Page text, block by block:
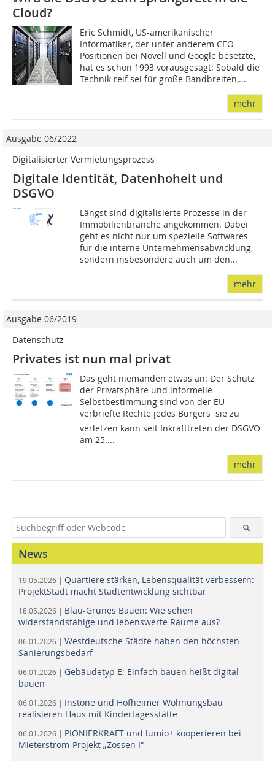
Cloud?
Eric Schmidt, US-amerikanischer
Informatiker, der unter anderem CEO-
Positionen bei Novell und Google besetzte,
hat es schon 1993 vorausgesagt: Sobald die
Technik reif sei für große Bandbreiten,...
mehr
Ausgabe 06/2022
Digitalisierter Vermietungsprozess
Digitale Identität, Datenhoheit und
DSGVO
Längst sind digitalisierte Prozesse in der
Immobilienbranche angekommen. Dabei
geht es nicht nur um spezielle Softwares
für die interne Unternehmensabwicklung,
sondern insbesondere auch um den...
mehr
Ausgabe 06/2019
Datenschutz
Privates ist nun mal privat
Das geht niemanden etwas an: Der Schutz
der Privatsphäre und informelle
Selbstbestimmung sind von der EU
verbriefte Rechte jedes Bürgers  sie zu
verletzen kann seit Inkrafttreten der DSGVO
am 25....
mehr
News
19.05.2026 | Quartiere stärken, Lebensqualität verbessern:
ProjektStadt macht Stadtentwicklung sichtbar
18.05.2026 | Blau-Grünes Bauen: Wie sehen
widerstandsfähige und lebenswerte Räume aus?
06.01.2026 | Westdeutsche Städte haben den höchsten
Sanierungsbedarf
06.01.2026 | Gebäudetyp E: Einfach bauen heißt digital
bauen
06.01.2026 | Instone und Hofheimer Wohnungsbau
realisieren Haus mit Kindertagesstätte
06.01.2026 | PIONIERKRAFT und lumio+ kooperieren bei
Mieterstrom-Projekt „Zossen I“